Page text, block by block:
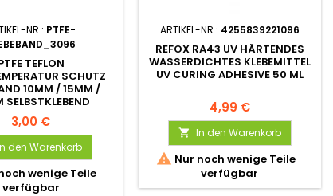
NR.: PTFE-
TEFLON
SCHUTZ
10MM / 15MM /
SELBSTKLEBEND
3,00 €
den Warenkorb
wenige Teile
verfügbar
ARTIKEL-NR.: 4255839221096
REFOX RA43 UV HÄRTENDES
WASSERDICHTES KLEBEMITTEL
UV CURING ADHESIVE 50 ML
4,99 €
 In den Warenkorb
 Nur noch wenige Teile
verfügbar